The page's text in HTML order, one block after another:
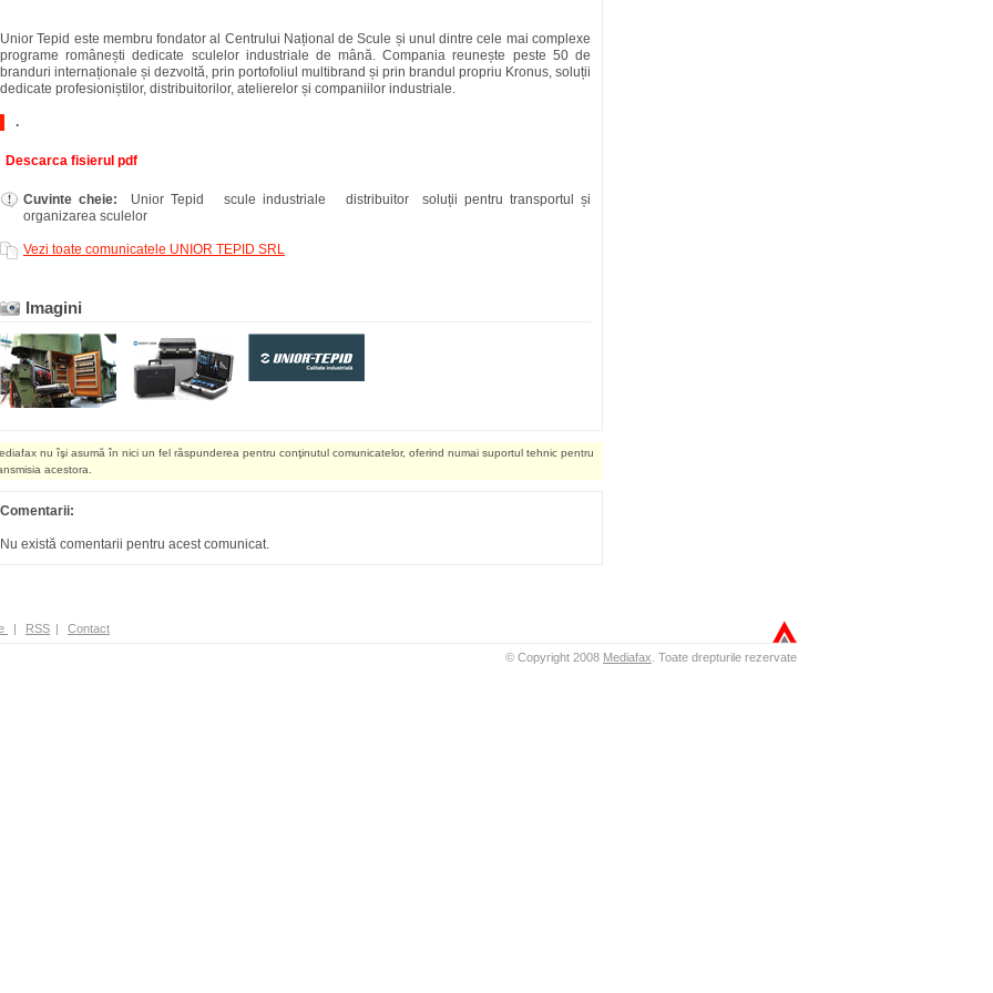
Unior Tepid este membru fondator al Centrului Național de Scule și unul dintre cele mai complexe
programe românești dedicate sculelor industriale de mână. Compania reunește peste 50 de
branduri internaționale și dezvoltă, prin portofoliul multibrand și prin brandul propriu Kronus, soluții
dedicate profesioniștilor, distribuitorilor, atelierelor și companiilor industriale.
.
Descarca fisierul pdf
Cuvinte cheie:
Unior Tepid scule industriale distribuitor soluții pentru transportul și
organizarea sculelor
Vezi toate comunicatele UNIOR TEPID SRL
Imagini
nu îşi asumă în nici un fel răspunderea pentru conţinutul comunicatelor, oferind numai suportul tehnic pentru
acestora.
Comentarii:
Nu există comentarii pentru acest comunicat.
| RSS | Contact
© Copyright 2008 Mediafax Toate drepturile rezervate